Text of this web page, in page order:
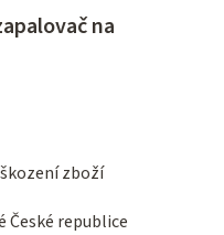
na
zboží
České republice